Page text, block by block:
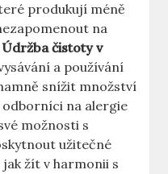
produkují méně
na
Údržba čistoty v
a používání
snížit množství
na alergie
možnosti s
užitečné
žít v harmonii s